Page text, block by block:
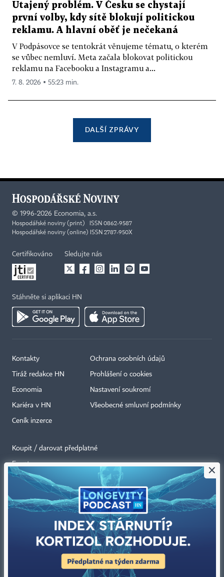
Utajený problém. V Česku se chystají
první volby, kdy sítě blokují politickou
reklamu. A hlavní oběť je nečekaná
V Podpásovce se tentokrát věnujeme tématu, o kterém
se vůbec nemluví. Meta začala blokovat politickou
reklamu na Facebooku a Instagramu a...
7. 8. 2026 ▪ 55:23 min.
DALŠÍ ZPRÁVY
© 1996-2026 Economia, a.s.
Hospodářské noviny (print) ISSN 0862-9587
Hospodářské noviny (online) ISSN 2787-950X
Certifikováno Sledujte nás
Stáhněte si aplikaci HN
Kontakty
Tiráž redakce HN
Economia
Kariéra v HN
Ceník inzerce
Ochrana osobních údajů
Prohlášení o cookies
Nastavení soukromí
Všeobecné smluvní podmínky
Koupit / darovat předplatné
Eventy
Newslettery
Autorská práva vykonává vydavatel. Bez písemného svolení vydavatele je
zakázáno jakékoli užití částí nebo celku díla, zejména rozmnožování a šíření
jakýmkoli způsobem, mechanickým nebo elektronickým, v českém nebo
jiném jazyce. Bez souhlasu vydavatele je zakázáno též rozmnožování
obsahu pro účely automatizované analýzy textů nebo dat
×